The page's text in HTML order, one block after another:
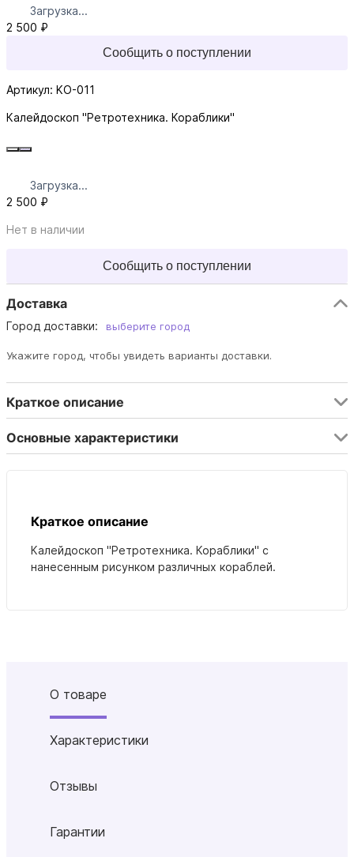
Загрузка...
2 500 ₽
Сообщить о поступлении
Артикул: KO-011
Калейдоскоп "Ретротехника. Кораблики"
Загрузка...
2 500 ₽
Нет в наличии
Сообщить о поступлении
Доставка
Город доставки: выберите город
Укажите город, чтобы увидеть варианты доставки.
Краткое описание
Основные характеристики
Краткое описание
Калейдоскоп "Ретротехника. Кораблики" с
нанесенным рисунком различных кораблей.
О товаре
Характеристики
Отзывы
Гарантии